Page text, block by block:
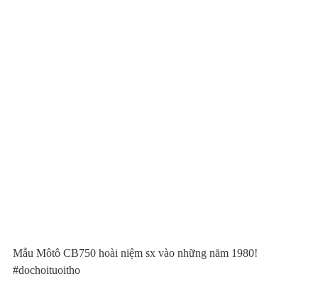
Mẫu Môtô CB750 hoài niệm sx vào những năm 1980!
#dochoituoitho